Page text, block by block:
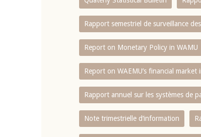
Rapport semestriel de surveillance
Report on Monetary Policy in WAMU
Report on WAEMU’s financial
Rapport annuel sur les systèmes de
Note trimestrielle d‘information